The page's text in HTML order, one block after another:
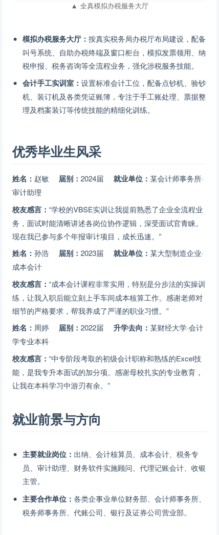
▲ 全真模拟办税服务大厅
模拟办税服务大厅： 按真实税务局办税厅布局建设，配备
叫号系统、自助办税终端及窗口柜台，模拟发票领用、纳
税申报、税务咨询等全流程业务，强化涉税服务技能。
会计手工实训室： 设置标准会计工位，配备点钞机、验钞
机、装订机及各类凭证账簿，专注于手工账处理、票据整
理及档案装订等传统技能的精细化训练。
优秀毕业生风采
姓名： 赵敏 届别： 2024届 就业单位： 某会计师事务所·
审计助理
校友感言： “学校的VBSE实训让我提前熟悉了企业全流程业
务，面试时能清晰讲述各岗位协作逻辑，深受面试官青睐。
现在我已参与多个年报审计项目，成长迅速。”
姓名： 孙浩 届别： 2023届 就业单位： 某大型制造企业·
成本会计
校友感言： “成本会计课程非常实用，特别是分步法的实操训
练，让我入职后能立刻上手车间成本核算工作。感谢老师对
细节的严格要求，帮我养成了严谨的职业习惯。”
姓名： 周婷 届别： 2022届 升学去向： 某财经大学·会计
学专业本科
校友感言： “中专阶段考取的初级会计职称和熟练的Excel技
能，是我专升本面试的加分项。感谢母校扎实的专业教育，
让我在本科学习中游刃有余。”
就业前景与方向
主要就业岗位： 出纳、会计核算员、成本会计、税务专
员、审计助理、财务软件实施顾问、代理记账会计、收银
主管。
主要合作单位： 各类企事业单位财务部、会计师事务所、
税务师事务所、代账公司、银行及证券公司营业部。